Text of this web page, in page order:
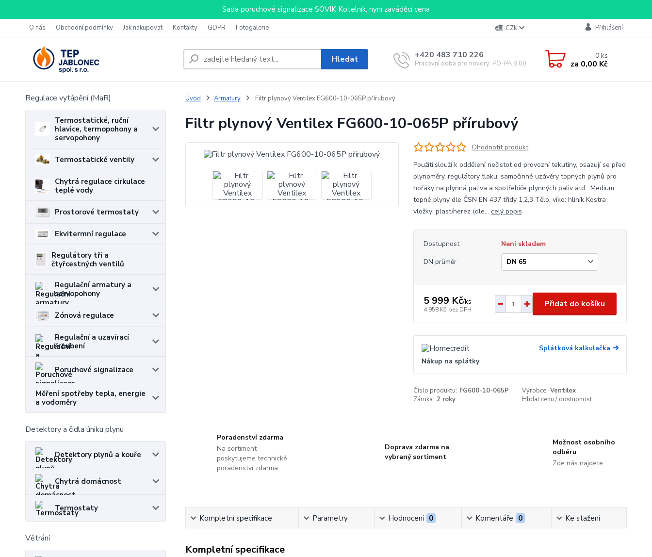
Sada poruchové signalizace SOVIK Kotelník, nyní zaváděcí cena
O nás Obchodní podmínky Jak nakupovat Kontakty GDPR Fotogalerie CZK Přihlášení
Hledat +420 483 710 226
Pracovní doba pro hovory: PO-PA 8,00-16,00
0ks
za 0,00 Kč
Regulace vytápění (MaR)
Termostatické, ruční
hlavice, termopohony a
servopohony
Termostatické ventily
Chytrá regulace cirkulace
teplé vody
Prostorové termostaty
Ekvitermní regulace
Regulátory tří a
čtyřcestných ventilů
Regulační armatury a
servopohony
Zónová regulace
Regulační a uzavírací
šroubení
Poruchové signalizace
Měření spotřeby tepla, energie
a vodoměry
Detektory a čidla úniku plynu
Detektory plynů a kouře
Chytrá domácnost
Termostaty
Větrání
Úvod Armatury Filtr plynový Ventilex FG600-10-065P přírubový
Filtr plynový Ventilex FG600-10-065P přírubový
Ohodnotit produkt
Použití:slouží k oddělení nečistot od provozní tekutiny, osazují se před
plynoměry, regulátory tlaku, samočinné uzávěry topných plynů pro
hořáky na plynná paliva a spotřebiče plynných paliv atd. Medium:
topné plyny dle ČSN EN 437 třídy 1,2,3 Tělo, víko: hliník Kostra
vložky: plast/nerez (dle... celý popis
Dostupnost
Není skladem
DN průměr
5 999 Kč/ks
4 958 Kč bez DPH
Přidat do košíku
Splátková kalkulačka
Nákup na splátky
Číslo produktu: FG600-10-065P Výrobce: Ventilex
Záruka: 2 roky Hlídat cenu / dostupnost
Poradenství zdarma
Na sortiment
poskytujeme technické
poradenství zdarma
Doprava zdarma na
vybraný sortiment
Možnost osobního
odběru
Zde nás najdete
Kompletní specifikace Parametry Hodnocení 0 Komentáře 0 Ke stažení
Kompletní specifikace